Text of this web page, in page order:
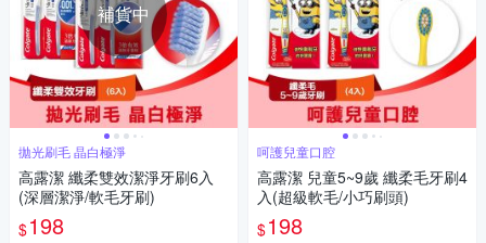
補貨中
拋光刷毛 晶白極淨
高露潔 纖柔雙效潔淨牙刷6入
(深層潔淨/軟毛牙刷)
$198
呵護兒童口腔
高露潔 兒童5~9歲 纖柔毛牙刷4
入(超級軟毛/小巧刷頭)
$198